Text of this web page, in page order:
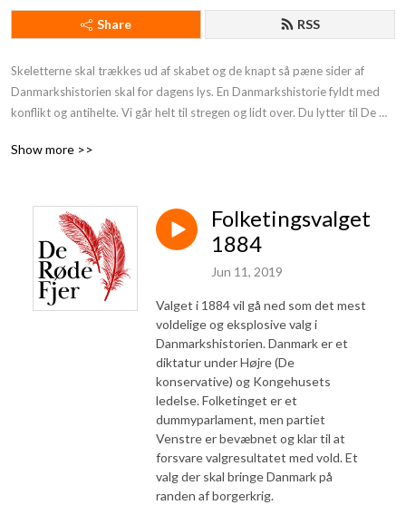
Share RSS
Skeletterne skal trækkes ud af skabet og de knapt så pæne sider af
Danmarkshistorien skal for dagens lys. En Danmarkshistorie fyldt med
konflikt og antihelte. Vi går helt til stregen og lidt over. Du lytter til De
din podcast:https: //deroedefjer.10er.app/
Show more >>
Folketingsvalget
1884
Jun 11, 2019
Valget i 1884 vil gå ned som det mest
voldelige og eksplosive valg i
Danmarkshistorien. Danmark er et
diktatur under Højre (De
konservative) og Kongehusets
ledelse. Folketinget er et
dummyparlament, men partiet
Venstre er bevæbnet og klar til at
forsvare valgresultatet med vold. Et
valg der skal bringe Danmark på
randen af borgerkrig.